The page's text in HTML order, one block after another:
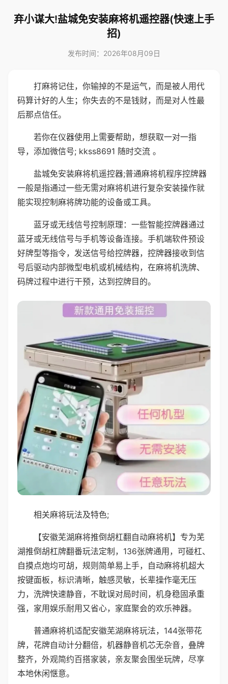
弃小谋大!盐城免安装麻将机遥控器(快速上手
招)
发布时间：2026年08月09日
打麻将记住，你输掉的不是运气，而是被人用代
码算计好的人生；你失去的不是钱财，而是对人性最
后那点信任。
若你在仪器使用上需要帮助，想获取一对一指
导，添加微信号; kkss8691 随时交流 。
盐城免安装麻将机遥控器;普通麻将机程序控牌器
一般是指通过一些无需对麻将机进行复杂安装操作就
能实现控制麻将牌功能的设备或工具。
蓝牙或无线信号控制原理：一些智能控牌器通过
蓝牙或无线信号与手机等设备连接。手机端软件预设
好牌型等指令，发送信号给控牌器，控牌器接收到信
号后驱动内部微型电机或机械结构，在麻将机洗牌、
码牌过程中进行干预，达到控牌目的。
相关麻将玩法及特色;
【安徽芜湖麻将推倒胡杠翻自动麻将机】专为芜
湖推倒胡杠牌翻番玩法定制，136张牌通用，可碰杠、
自摸点炮均可胡，规则简单易上手，自动麻将机超大
按键面板，标识清晰，触感灵敏，长辈操作毫无压
力，洗牌快速静音，不耽误对局时间，机身稳固承重
强，家用娱乐耐用又省心，家庭聚会的欢乐神器。
普通麻将机适配安徽芜湖麻将玩法，144张带花
牌，花牌自动计分翻倍，机器静音机芯无杂音，叠牌
整齐，外观简约百搭家装，亲友聚会围坐玩牌，尽享
本地休闲惬意。